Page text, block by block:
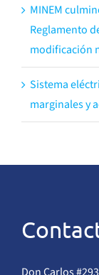
MINEM
Reglamento
modificación
Sistema
marginales y